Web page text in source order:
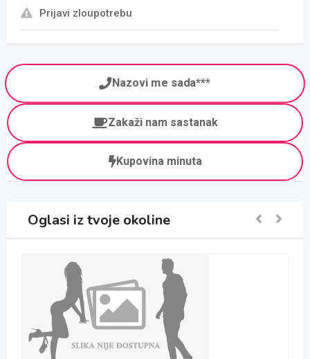
Prijavi zloupotrebu
Nazovi me sada***
Zakaži nam sastanak
Kupovina minuta
Oglasi iz tvoje okoline